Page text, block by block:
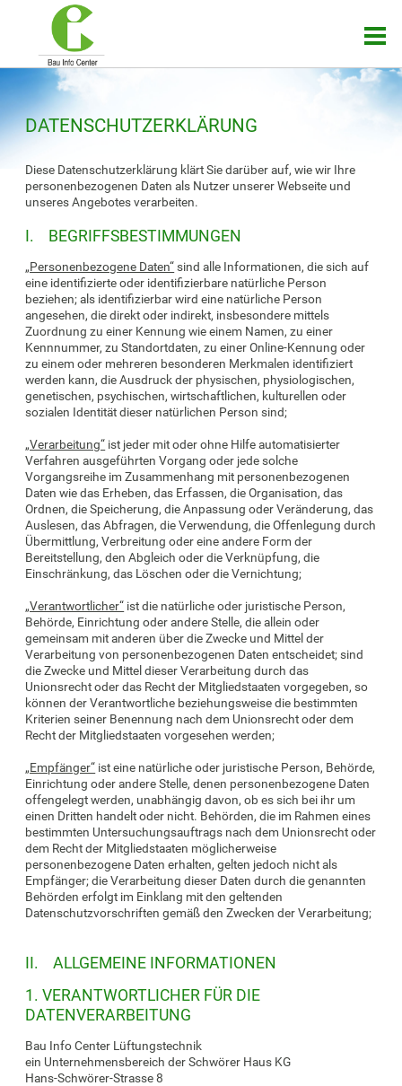
DATENSCHUTZERKLÄRUNG
Diese Datenschutzerklärung klärt Sie darüber auf, wie wir Ihre
personenbezogenen Daten als Nutzer unserer Webseite und
unseres Angebotes verarbeiten.
I. BEGRIFFSBESTIMMUNGEN
„Personenbezogene Daten“sind alle Informationen, die sich auf
eine identifizierte oder identifizierbare natürliche Person
beziehen; als identifizierbar wird eine natürliche Person
angesehen, die direkt oder indirekt, insbesondere mittels
Zuordnung zu einer Kennung wie einem Namen, zu einer
Kennnummer, zu Standortdaten, zu einer Online-Kennung oder
zu einem oder mehreren besonderen Merkmalen identifiziert
werden kann, die Ausdruck der physischen, physiologischen,
genetischen, psychischen, wirtschaftlichen, kulturellen oder
sozialen Identität dieser natürlichen Person sind;
„Verarbeitung“ ist jeder mit oder ohne Hilfe automatisierter
Verfahren ausgeführten Vorgang oder jede solche
Vorgangsreihe im Zusammenhang mit personenbezogenen
Daten wie das Erheben, das Erfassen, die Organisation, das
Ordnen, die Speicherung, die Anpassung oder Veränderung, das
Auslesen, das Abfragen, die Verwendung, die Offenlegung durch
Übermittlung, Verbreitung oder eine andere Form der
Bereitstellung, den Abgleich oder die Verknüpfung, die
Einschränkung, das Löschen oder die Vernichtung;
„Verantwortlicher“ ist die natürliche oder juristische Person,
Behörde, Einrichtung oder andere Stelle, die allein oder
gemeinsam mit anderen über die Zwecke und Mittel der
Verarbeitung von personenbezogenen Daten entscheidet; sind
die Zwecke und Mittel dieser Verarbeitung durch das
Unionsrecht oder das Recht der Mitgliedstaaten vorgegeben, so
können der Verantwortliche beziehungsweise die bestimmten
Kriterien seiner Benennung nach dem Unionsrecht oder dem
Recht der Mitgliedstaaten vorgesehen werden;
„Empfänger“ ist eine natürliche oder juristische Person, Behörde,
Einrichtung oder andere Stelle, denen personenbezogene Daten
offengelegt werden, unabhängig davon, ob es sich bei ihr um
einen Dritten handelt oder nicht. Behörden, die im Rahmen eines
bestimmten Untersuchungsauftrags nach dem Unionsrecht oder
dem Recht der Mitgliedstaaten möglicherweise
personenbezogene Daten erhalten, gelten jedoch nicht als
Empfänger; die Verarbeitung dieser Daten durch die genannten
Behörden erfolgt im Einklang mit den geltenden
Datenschutzvorschriften gemäß den Zwecken der Verarbeitung;
II. ALLGEMEINE INFORMATIONEN
1. VERANTWORTLICHER FÜR DIE
DATENVERARBEITUNG
Bau Info Center Lüftungstechnik
ein Unternehmensbereich der Schwörer Haus KG
Hans-Schwörer-Strasse 8